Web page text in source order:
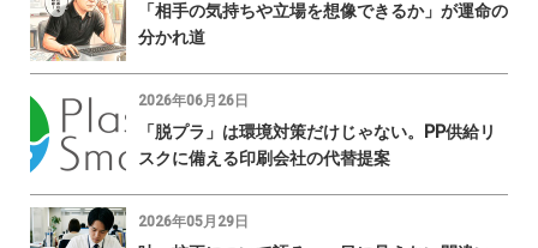
「相手の気持ちや立場を想像できるか」が運命の
分かれ道
2026年06月26日
「脱プラ」は環境対策だけじゃない。PP供給リ
スクに備える印刷会社の代替提案
2026年05月29日